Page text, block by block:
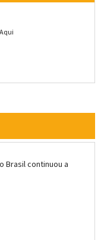
Brasil continuou a